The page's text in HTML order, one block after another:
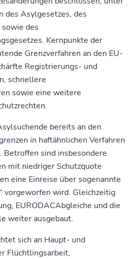
des Asylgesetzes, des
des
Kernpunkte der
Grenzverfahren an den EU-
Registrierungs- und
schnellere
sowie eine weitere
bereits an den
in haftähnlichen Verfahren
sind insbesondere
mit niedriger Schutzquote
eine Einreise über sogenannte
vorgeworfen wird. Gleichzeitig
EURODACAbgleiche und die
weiter ausgebaut.
sich an Haupt- und
Flüchtlingsarbeit,